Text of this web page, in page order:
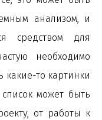
анализом, и
средством для
необходимо
какие-то картинки
может быть
от работы к